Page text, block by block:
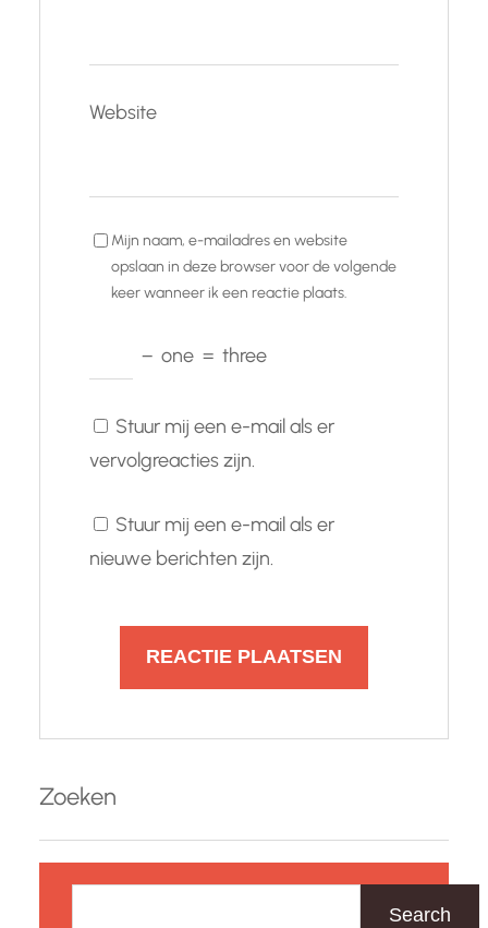
Website
Mijn naam, e-mailadres en website
opslaan in deze browser voor de volgende
keer wanneer ik een reactie plaats.
− one = three
Stuur mij een e-mail als er
vervolgreacties zijn.
Stuur mij een e-mail als er
nieuwe berichten zijn.
Zoeken
Search